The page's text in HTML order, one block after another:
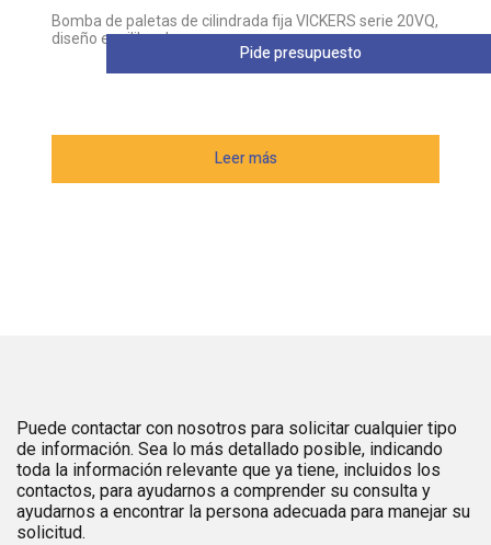
Bomba de paletas de cilindrada fija VICKERS serie 20VQ,
diseño equilibrado
Leer más
Pide presupuesto
Puede contactar con nosotros para solicitar cualquier tipo
de información. Sea lo más detallado posible, indicando
toda la información relevante que ya tiene, incluidos los
contactos, para ayudarnos a comprender su consulta y
ayudarnos a encontrar la persona adecuada para manejar su
solicitud.